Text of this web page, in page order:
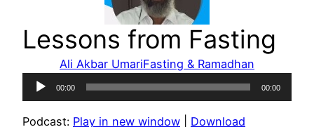
Lessons from Fasting
Ali Akbar UmariFasting & Ramadhan
Audio
Player
00:00 00:00
Podcast: Play in new window
Download